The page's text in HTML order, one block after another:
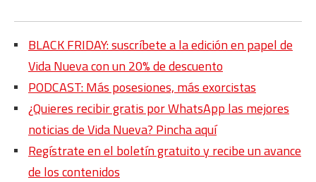
BLACK FRIDAY: suscríbete a la edición en papel de
Vida Nueva con un 20% de descuento
PODCAST: Más posesiones, más exorcistas
¿Quieres recibir gratis por WhatsApp las mejores
noticias de Vida Nueva? Pincha aquí
Regístrate en el boletín gratuito y recibe un avance
de los contenidos